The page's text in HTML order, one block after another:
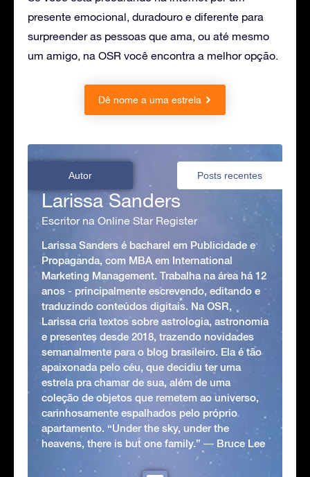
presente emocional, duradouro e diferente para
surpreender as pessoas que ama, ou até mesmo
um amigo, na OSR você encontra a melhor opção.
Dê nome a uma estrela
Autor Posts recentes
Larissa Sanders
Escritor na Online Star Register
Larissa Sanders é bacharel em Publicidade e
Propaganda, com MBA em International
Marketing Management. Trabalha na área há 12
anos - principalmente escrevendo, editando e
traduzindo conteúdos digitais. Na OSR,
Larissa cria textos sobre astrologia, astronomia
e presentes desde 2018, trazendo novidades
semanalmente para o blog brasileiro. Ela é tão
apaixonada pelo céu, que decidiu ter uma
estrela pra chamar de sua, além de uma
coleção de objetos que remetem ao universo,
carinhosamente espalhados pelo próprio
apartamento. “Under the sky, under the
heavens, there is but one family.” ― Bruce Lee